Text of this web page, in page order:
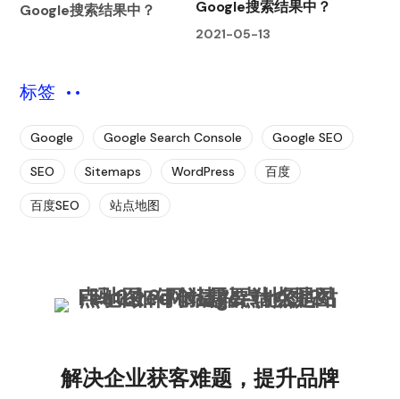
Google搜索结果中？
2021-05-13
标签
Google Google Search Console Google SEO
SEO Sitemaps WordPress 百度
百度SEO 站点地图
解决企业获客难题，提升品牌